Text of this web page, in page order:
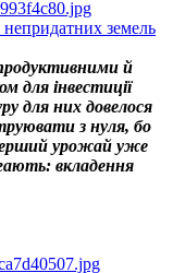
непридатних земель
й
для інвестиції
для них довелося
з нуля, бо
урожай уже
вкладення